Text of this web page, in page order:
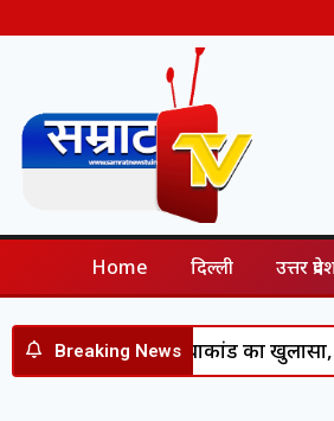
Home दिल्ली उत्तर
Breaking News
हत्याकांड का खुलासा, नामजद